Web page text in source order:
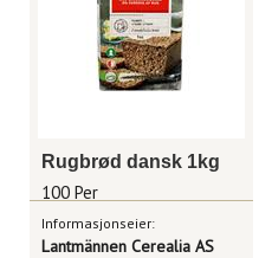
Rugbrød dansk 1kg
100 Per
Informasjonseier:
Lantmännen Cerealia AS